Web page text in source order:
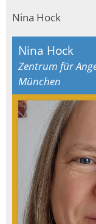
Nina Hock
Nina Hock
Zentrum für
München